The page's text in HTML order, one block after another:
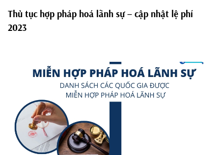
Thủ tục hợp pháp hoá lãnh sự – cập nhật lệ phí
2023